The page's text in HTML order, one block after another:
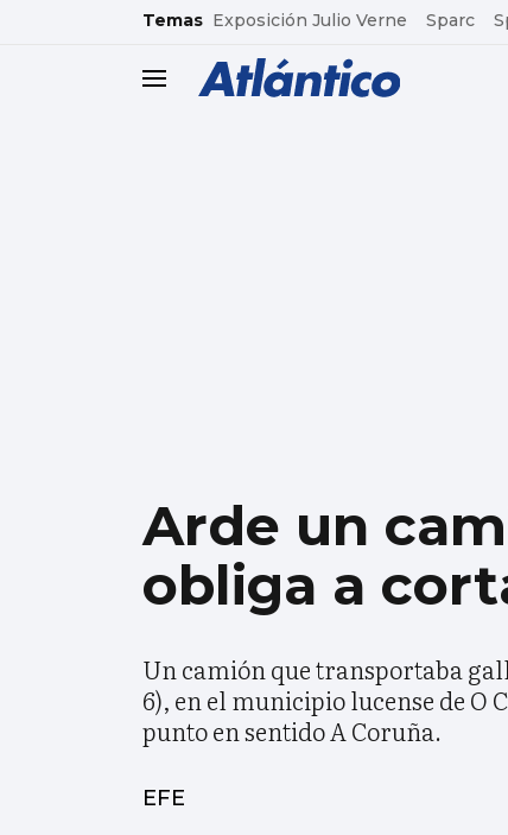
common.go-to-content
Temas Exposición Julio Verne Sparc
header.menu.open
Arde un
obliga a
Un camión que transportaba
6), en el municipio lucense de O
punto en sentido A Coruña.
EFE